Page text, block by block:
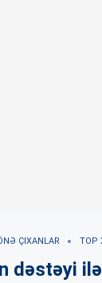
ÇIXANLAR TOP
dəstəyi